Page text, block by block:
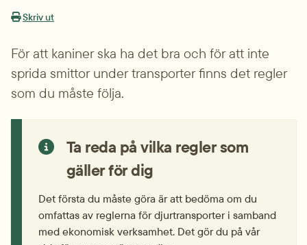
Skriv ut
För att kaniner ska ha det bra och för att inte
sprida smittor under transporter finns det regler
som du måste följa.
Ta reda på vilka regler som
gäller för dig
Det första du måste göra är att bedöma om du
omfattas av reglerna för djurtransporter i samband
med ekonomisk verksamhet. Det gör du på vår